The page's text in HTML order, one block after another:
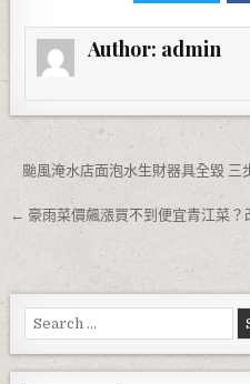
Author: admin
文章導覽
颱風淹水店面泡水生財器具全毀
← 豪雨菜價飆漲買不到便宜青江菜？
Search for: